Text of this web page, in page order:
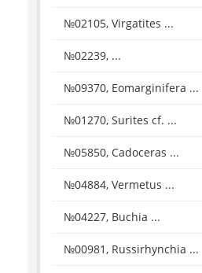
№02105, Virgatites ...
№02239, ...
№09370, Eomarginifera ...
№01270, Surites cf. ...
№05850, Cadoceras ...
№04884, Vermetus ...
№04227, Buchia ...
№00981, Russirhynchia ...